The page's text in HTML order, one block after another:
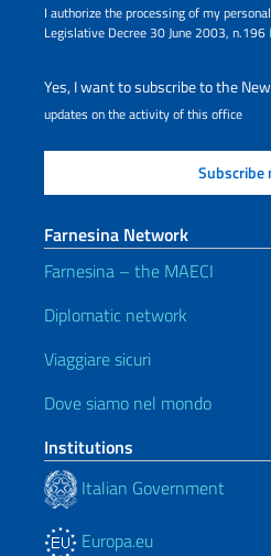
I authorize the processing of my
Legislative Decree 30 June 2003, n.196
Yes, I want to subscribe to the
updates on the activity of this office
Farnesina Network
Farnesina – the MAECI
Diplomatic network
Viaggiare sicuri
Dove siamo nel mondo
Institutions
Italian Government
Europa.eu